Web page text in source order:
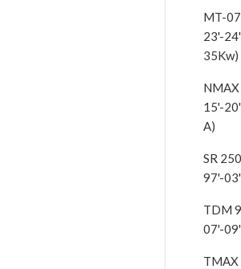
MT-07
23'-
35Kw)
NMAX
15'-
A)
SR
97'-03'
TDM
07'-09'
TMAX